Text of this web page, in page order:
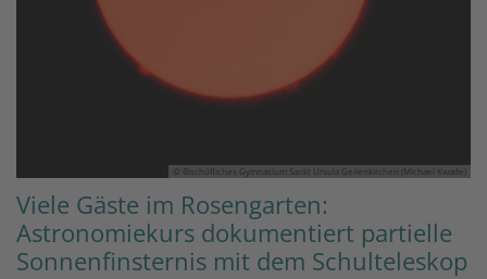
© Bischöfliches Gymnasium Sankt Ursula Geilenkirchen (Michael Kwade)
Viele Gäste im Rosengarten:
Astronomiekurs dokumentiert partielle
Sonnenfinsternis mit dem Schulteleskop